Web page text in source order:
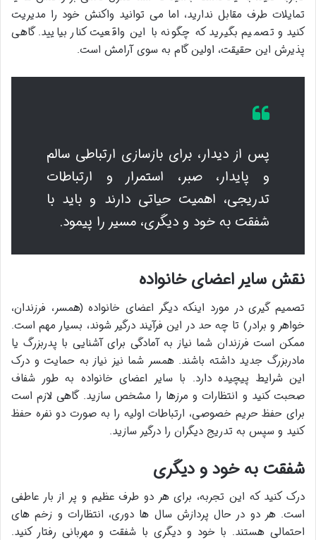
تمایلات طرف مقابل ندارید، اما می توانید واکنش خود را مدیریت
کنید و تصمیم بگیرید که چگونه با این واقعیت کنار بیایید. گاهی
پذیرش این حقیقت، اولین گام به سوی آرامش است.
پس از دیدار، برای بازسازی ارتباطی سالم
و پایدار، صبر، استمرار و ارتباطات
تدریجی، اهمیت حیاتی دارند و باید با
شفقت به خود و دیگری، مسیر را پیمود.
نقش سایر اعضای خانواده
تصمیم گیری در مورد اینکه دیگر اعضای خانواده (همسر، فرزندان،
خواهر و برادر) تا چه حد در این فرآیند درگیر شوند، بسیار مهم است.
ممکن است فرزندان شما نیاز به آمادگی برای آشنایی با پدربزرگ یا
مادربزرگ جدید داشته باشند. همسر شما نیز نیاز به حمایت و درک
این شرایط پیچیده دارد. با سایر اعضای خانواده به طور شفاف
صحبت کنید و انتظارات و مرزها را مشخص سازید. گاهی لازم است
برای حفظ حریم خصوصی، ارتباطات اولیه را به صورت دو نفره حفظ
کنید و سپس به تدریج دیگران را درگیر سازید.
شفقت به خود و دیگری
درک کنید که این تجربه، برای هر دو طرف عظیم و پر از بار عاطفی
است. هر دو در حال پردازش سال ها دوری، انتظارات و زخم های
احتمالی هستند. با خود و دیگری با شفقت و مهربانی رفتار کنید.